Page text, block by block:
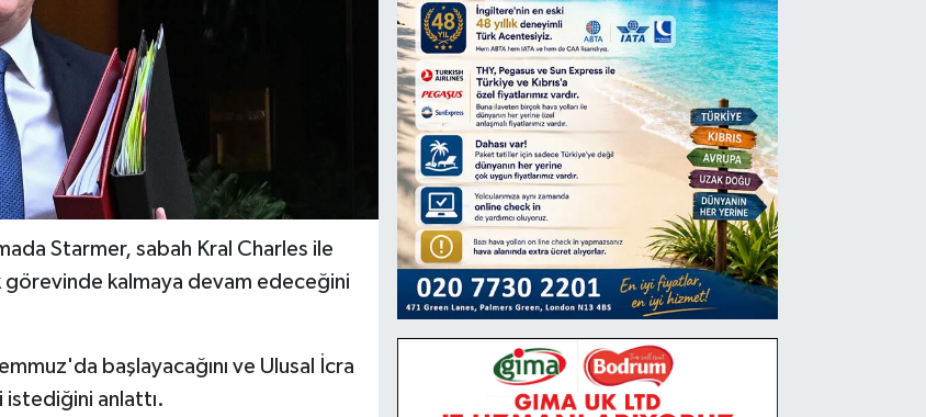
Starmer, sabah Kral Charles ile
kalmaya devam edeceğini
başlayacağını ve Ulusal İcra
anlattı.